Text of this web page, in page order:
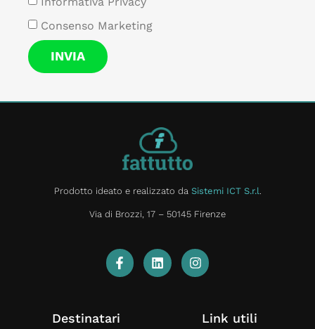
Consenso Marketing
INVIA
Prodotto ideato e realizzato da Sistemi ICT S.r.l.
Via di Brozzi, 17 – 50145 Firenze
Destinatari Link utili